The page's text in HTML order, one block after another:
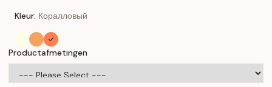
Kleur: Коралловый
Productafmetingen